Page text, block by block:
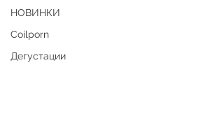
НОВИНКИ
Coilporn
Дегустации